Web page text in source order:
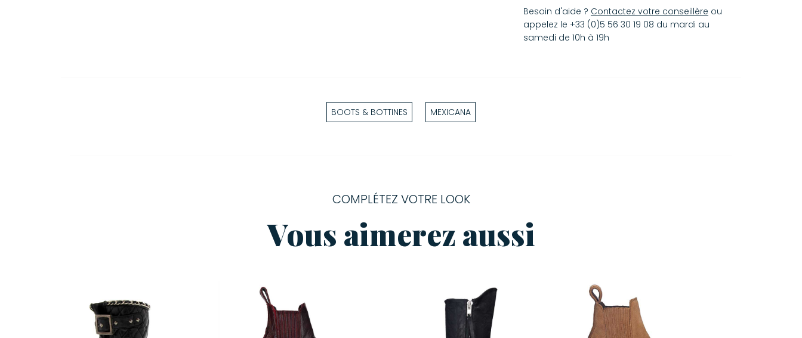
EUR 39.5 = FR 40 = US 9
EUR 40
= FR 41 = US 9.5
EUR 41
= FR 42 = US 10
Besoin d'aide ? Contactez votre conseillère ou
appelez le +33 (0)5 56 30 19 08 du mardi au
samedi de 10h à 19h
BOOTS & BOTTINES MEXICANA
COMPLÉTEZ VOTRE LOOK
Vous aimerez aussi